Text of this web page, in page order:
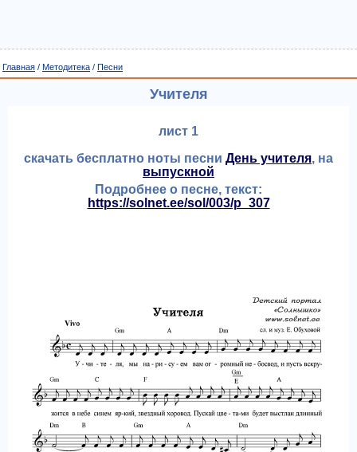
Главная / Методитека / Песни
Учителя
лист 1
скачать бесплатно ноты песни День учителя, на
выпускной
Подробнее о песне, текст:
https://solnet.ee/sol/003/p_307